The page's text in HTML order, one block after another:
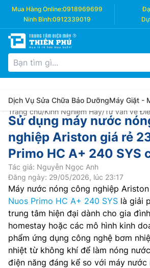
Mua Hàng Online:0918969699
Ninh Bình:0912339019
Dịch Vụ Sửa Chữa Bảo DưỡngMáy Giặt -
Trang chủ/Kinh Nghiệm Hay/Tư vấn về
Sử dụng máy nước
nghiệp Ariston giá rẻ
Primo HC A+ 240 SYS
Tác giả: Nguyễn Ngọc Anh
Đăng ngày: 29/05/2026, lúc 23:17
Máy nước nóng công nghiệp
Nuos Primo HC A+ 240 SYS là giải
trung tâm hiện đại dành cho gia
homestay hoặc các mô hình kinh
phẩm ứng dụng công nghệ bơm
nhiệt từ không khí để làm nóng
điện năng đáng kể so với máy nước